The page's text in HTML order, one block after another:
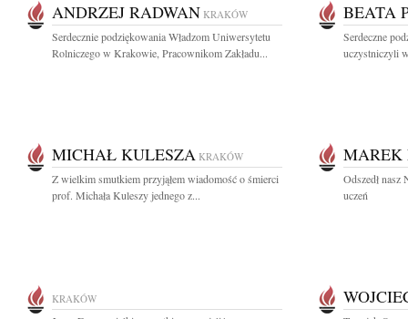
ANDRZEJ RADWAN KRAKÓW
Serdecznie podziękowania Władzom Uniwersytetu
Rolniczego w Krakowie, Pracownikom Zakładu...
BEATA
Serdeczne
uczystniczyli
MICHAŁ KULESZA KRAKÓW
Z wielkim smutkiem przyjąłem wiadomość o śmierci
prof. Michała Kuleszy jednego z...
MAREK
Odszedł
uczeń
KRAKÓW